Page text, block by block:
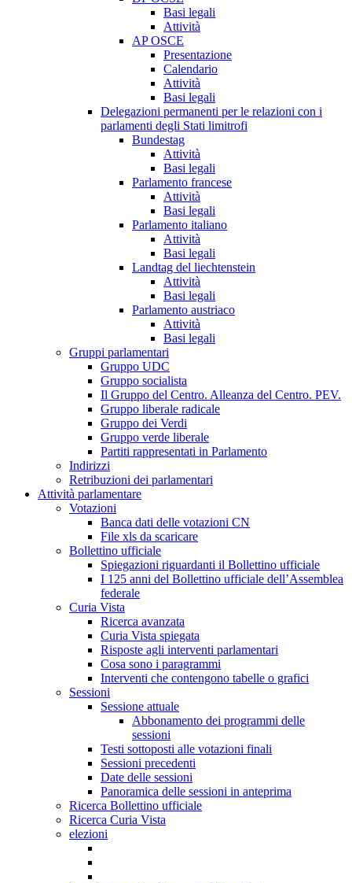
Basi legali
Attività
AP OSCE
Presentazione
Calendario
Attività
Basi legali
Delegazioni permanenti per le relazioni con i
parlamenti degli Stati limitrofi
Bundestag
Attività
Basi legali
Parlamento francese
Attività
Basi legali
Parlamento italiano
Attività
Basi legali
Landtag del liechtenstein
Attività
Basi legali
Parlamento austriaco
Attività
Basi legali
Gruppi parlamentari
Gruppo UDC
Gruppo socialista
Il Gruppo del Centro. Alleanza del Centro. PEV.
Gruppo liberale radicale
Gruppo dei Verdi
Gruppo verde liberale
Partiti rappresentati in Parlamento
Indirizzi
Retribuzioni dei parlamentari
Attività parlamentare
Votazioni
Banca dati delle votazioni CN
File xls da scaricare
Bollettino ufficiale
Spiegazioni riguardanti il Bollettino ufficiale
I 125 anni del Bollettino ufficiale dell’Assemblea
federale
Curia Vista
Ricerca avanzata
Curia Vista spiegata
Risposte agli interventi parlamentari
Cosa sono i paragrammi
Interventi che contengono tabelle o grafici
Sessioni
Sessione attuale
Abbonamento dei programmi delle
sessioni
Testi sottoposti alle votazioni finali
Sessioni precedenti
Date delle sessioni
Panoramica delle sessioni in anteprima
Ricerca Bollettino ufficiale
Ricerca Curia Vista
elezioni